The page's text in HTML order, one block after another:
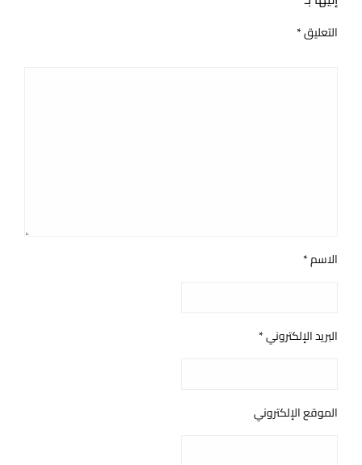
التعليق*
الاسم*
البريد الإلكتروني*
الموقع الإلكتروني